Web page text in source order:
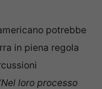
potrebbe
in piena regola
Nel loro processo